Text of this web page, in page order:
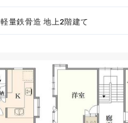
軽量鉄骨造 地上2階建て